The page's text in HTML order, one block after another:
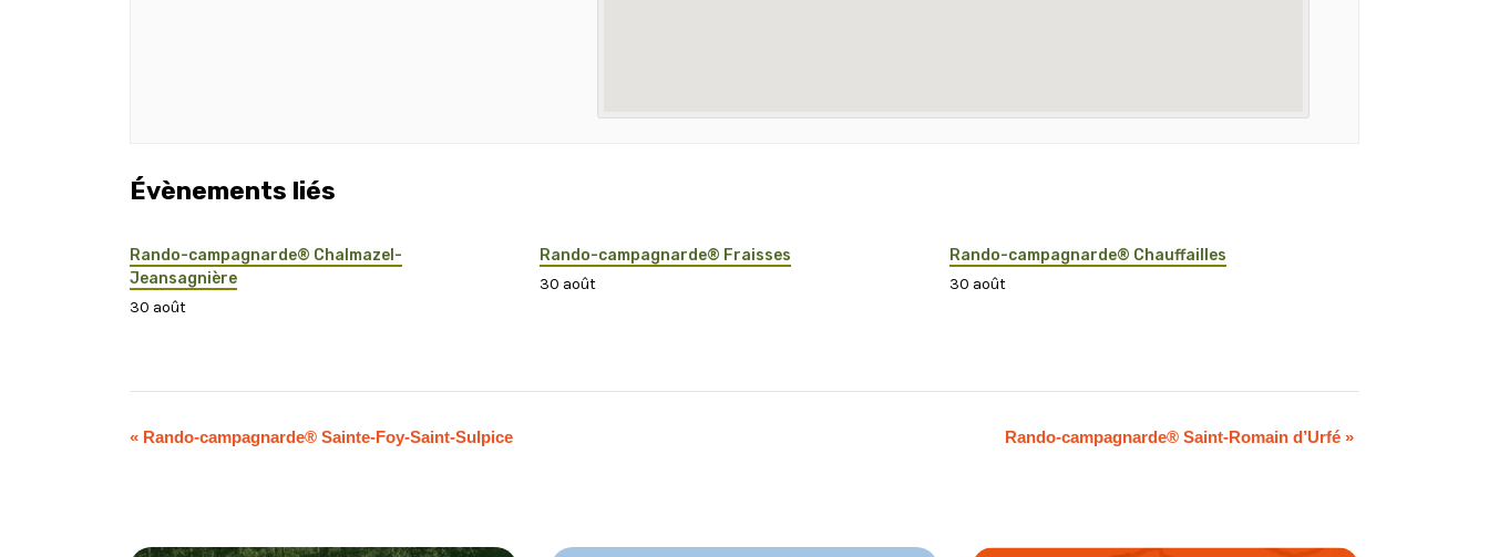
Évènements liés
Rando-campagnarde® Chalmazel-
Jeansagnière
30 août
Rando-campagnarde® Fraisses
30 août
Rando-campagnarde® Chauffailles
30 août
« Rando-campagnarde® Sainte-Foy-Saint-Sulpice Rando-campagnarde® Saint-Romain d’Urfé »